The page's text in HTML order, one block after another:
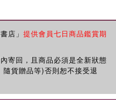
否能用英文在聽、說、讀、
語程度指標）。
色：
級、中高級、高級及優級。
店」 提供會員七日商品鑑賞期
寄回，且商品必須是全新狀態
貨贈品等)否則恕不接受退